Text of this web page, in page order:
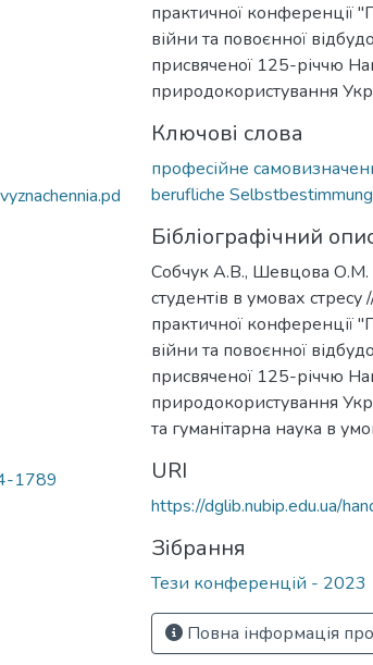
1789
практичної конференції
війни та повоєнної
присвяченої 125-річчю
природокористування
Ключові слова
професійне
berufliche Selbstbestimmung
Бібліографічний
Собчук А.В., Шевцова О.М.
студентів в умовах
практичної конференції
війни та повоєнної
присвяченої 125-річчю
природокористування
та гуманітарна наука в
URI
https://dglib.nubip.edu.ua/
Зібрання
Тези конференцій - 2023
Повна інформація